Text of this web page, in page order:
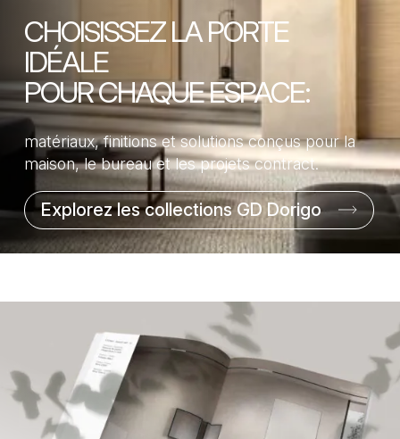
CHOISISSEZ LA PORTE
IDÉALE
POUR CHAQUE ESPACE:
matériaux, finitions et solutions conçus pour la
maison, le bureau et les projets contract.
Explorez les collections GD Dorigo